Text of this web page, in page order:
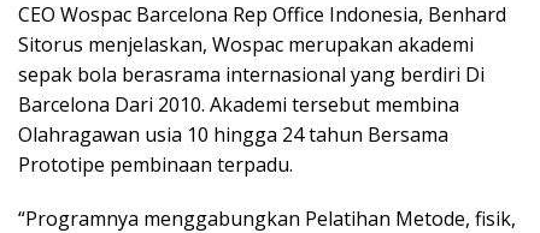
CEO Wospac Barcelona Rep Office Indonesia, Benhard
Sitorus menjelaskan, Wospac merupakan akademi
sepak bola berasrama internasional yang berdiri Di
Barcelona Dari 2010. Akademi tersebut membina
Olahragawan usia 10 hingga 24 tahun Bersama
Prototipe pembinaan terpadu.
“Programnya menggabungkan Pelatihan Metode, fisik,